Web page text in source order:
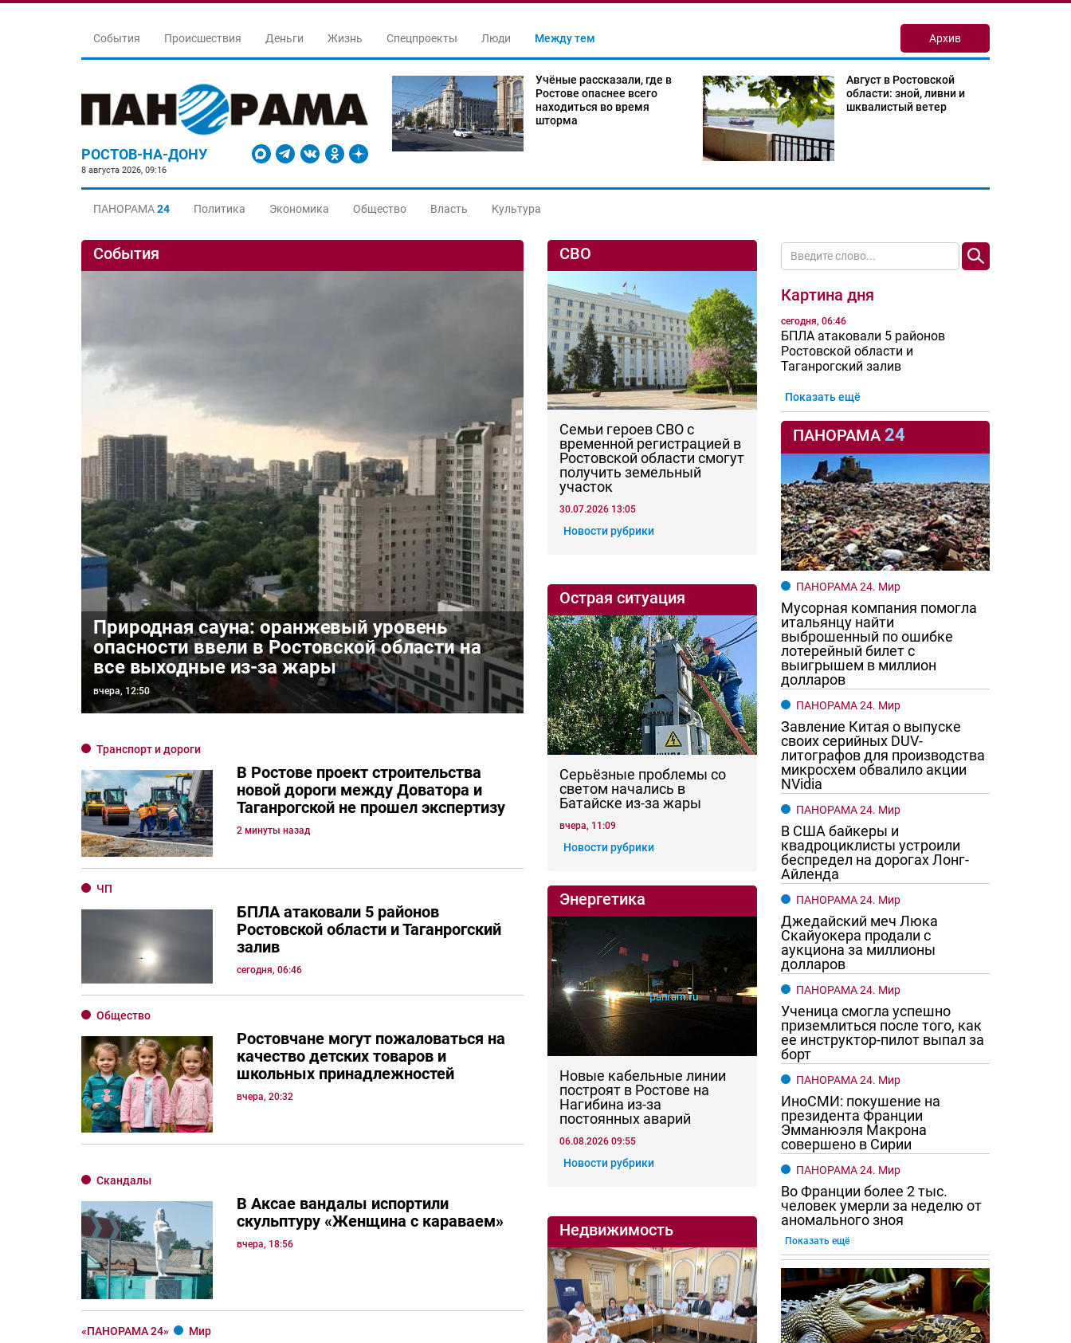
События Происшествия Деньги Жизнь Спецпроекты Люди Между тем Архив
РОСТОВ-НА-ДОНУ
8 августа 2026, 09:16
Учёные рассказали, где в
Ростове опаснее всего
находиться во время
шторма
Август в Ростовской
области: зной, ливни и
шквалистый ветер
ПАНОРАМА24 Политика Экономика Общество Власть Культура
События
Природная сауна: оранжевый уровень
опасности ввели в Ростовской области на
все выходные из-за жары
вчера, 12:50
Транспорт и дороги
В Ростове проект строительства
новой дороги между Доватора и
Таганрогской не прошел экспертизу
2 минуты назад
ЧП
БПЛА атаковали 5 районов
Ростовской области и Таганрогский
залив
сегодня, 06:46
Общество
Ростовчане могут пожаловаться на
качество детских товаров и
школьных принадлежностей
вчера, 20:32
Скандалы
В Аксае вандалы испортили
скульптуру «Женщина с караваем»
вчера, 18:56
«ПАНОРАМА 24» Мир
СВО
Семьи героев СВО с
временной регистрацией в
Ростовской области смогут
получить земельный
участок
30.07.2026 13:05
Новости рубрики
Острая ситуация
Серьёзные проблемы со
светом начались в
Батайске из-за жары
вчера, 11:09
Новости рубрики
Энергетика
Новые кабельные линии
построят в Ростове на
Нагибина из-за
постоянных аварий
06.08.2026 09:55
Новости рубрики
Недвижимость
Картина дня
сегодня, 06:46
БПЛА атаковали 5 районов
Ростовской области и
Таганрогский залив
Показать ещё
ПАНОРАМА 24
ПАНОРАМА 24. Мир
Мусорная компания помогла
итальянцу найти
выброшенный по ошибке
лотерейный билет с
выигрышем в миллион
долларов
ПАНОРАМА 24. Мир
Завление Китая о выпуске
своих серийных DUV-
литографов для производства
микросхем обвалило акции
NVidia
ПАНОРАМА 24. Мир
В США байкеры и
квадроциклисты устроили
беспредел на дорогах Лонг-
Айленда
ПАНОРАМА 24. Мир
Джедайский меч Люка
Скайуокера продали с
аукциона за миллионы
долларов
ПАНОРАМА 24. Мир
Ученица смогла успешно
приземлиться после того, как
ее инструктор-пилот выпал за
борт
ПАНОРАМА 24. Мир
ИноСМИ: покушение на
президента Франции
Эмманюэля Макрона
совершено в Сирии
ПАНОРАМА 24. Мир
Во Франции более 2 тыс.
человек умерли за неделю от
аномального зноя
Показать ещё